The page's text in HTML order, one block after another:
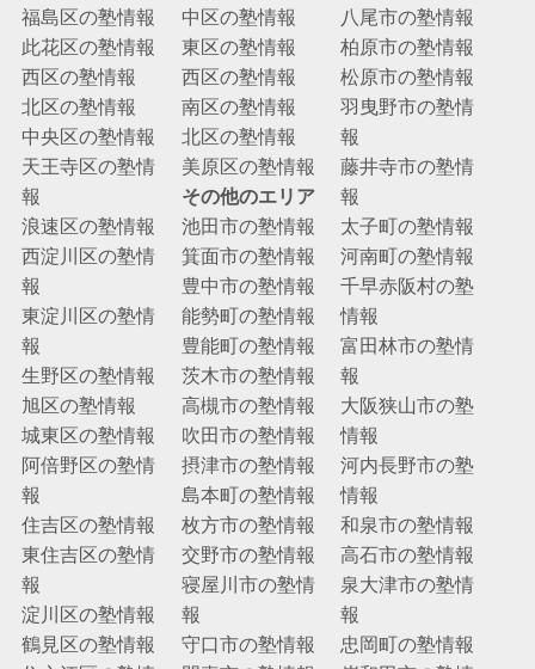
福島区の塾情報
此花区の塾情報
西区の塾情報
北区の塾情報
中央区の塾情報
天王寺区の塾情
報
浪速区の塾情報
西淀川区の塾情
報
東淀川区の塾情
報
生野区の塾情報
旭区の塾情報
城東区の塾情報
阿倍野区の塾情
報
住吉区の塾情報
東住吉区の塾情
報
淀川区の塾情報
鶴見区の塾情報
中区の塾情報
東区の塾情報
西区の塾情報
南区の塾情報
北区の塾情報
美原区の塾情報
その他のエリア
池田市の塾情報
箕面市の塾情報
豊中市の塾情報
能勢町の塾情報
豊能町の塾情報
茨木市の塾情報
高槻市の塾情報
吹田市の塾情報
摂津市の塾情報
島本町の塾情報
枚方市の塾情報
交野市の塾情報
寝屋川市の塾情
報
守口市の塾情報
八尾市の塾情報
柏原市の塾情報
松原市の塾情報
羽曳野市の塾情
報
藤井寺市の塾情
報
太子町の塾情報
河南町の塾情報
千早赤阪村の塾
情報
富田林市の塾情
報
大阪狭山市の塾
情報
河内長野市の塾
情報
和泉市の塾情報
高石市の塾情報
泉大津市の塾情
報
忠岡町の塾情報